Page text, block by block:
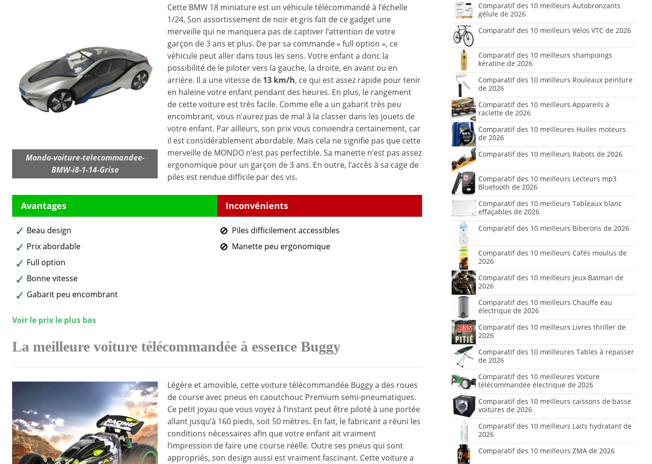
Mondo-voiture-telecommandee-
BMW-i8-1-14-Grise
Cette BMW 18 miniature est un véhicule télécommandé à l’échelle
1/24. Son assortissement de noir et gris fait de ce gadget une
merveille qui ne manquera pas de captiver l’attention de votre
garçon de 3 ans et plus. De par sa commande « full option », ce
véhicule peut aller dans tous les sens. Votre enfant a donc la
possibilité de le piloter vers la gauche, la droite, en avant ou en
arrière. Il a une vitesse de 13 km/h, ce qui est assez rapide pour tenir
en haleine votre enfant pendant des heures. En plus, le rangement
de cette voiture est très facile. Comme elle a un gabarit très peu
encombrant, vous n’aurez pas de mal à la classer dans les jouets de
votre enfant. Par ailleurs, son prix vous conviendra certainement, car
il est considérablement abordable. Mais cela ne signifie pas que cette
merveille de MONDO n’est pas perfectible. Sa manette n’est pas assez
ergonomique pour un garçon de 3 ans. En outre, l’accès à sa cage de
piles est rendue difficile par des vis.
Beau design
Prix abordable
Full option
Bonne vitesse
Gabarit peu encombrant
Piles difficilement accessibles
Manette peu ergonomique
Voir le prix le plus bas
La meilleure voiture télécommandée à essence Buggy
Légère et amovible, cette voiture télécommandée Buggy a des roues
de course avec pneus en caoutchouc Premium semi-pneumatiques.
Ce petit joyau que vous voyez à l’instant peut être piloté à une portée
allant jusqu’à 160 pieds, soit 50 mètres. En fait, le fabricant a réuni les
conditions nécessaires afin que votre enfant ait vraiment
l’impression de faire une course réelle. Outre ses pneus qui sont
appropriés, son design aussi est vraiment fascinant. Cette voiture a
Comparatif des 10 meilleurs Autobronzants
gélule de 2026
Comparatif des 10 meilleurs Vélos VTC de 2026
Comparatif des 10 meilleurs shampoings
kératine de 2026
Comparatif des 10 meilleurs Rouleaux peinture
de 2026
Comparatif des 10 meilleurs Appareils à
raclette de 2026
Comparatif des 10 meilleures Huiles moteurs
de 2026
Comparatif des 10 meilleurs Rabots de 2026
Comparatif des 10 meilleurs Lecteurs mp3
Bluetooth de 2026
Comparatif des 10 meilleurs Tableaux blanc
effaçables de 2026
Comparatif des 10 meilleurs Biberons de 2026
Comparatif des 10 meilleurs Cafés moulus de
2026
Comparatif des 10 meilleurs Jeux Batman de
2026
Comparatif des 10 meilleurs Chauffe eau
électrique de 2026
Comparatif des 10 meilleurs Livres thriller de
2026
Comparatif des 10 meilleures Tables à repasser
de 2026
Comparatif des 10 meilleures Voiture
télécommandée électrique de 2026
Comparatif des 10 meilleurs caissons de basse
voitures de 2026
Comparatif des 10 meilleurs Laits hydratant de
2026
Comparatif des 10 meilleurs ZMA de 2026